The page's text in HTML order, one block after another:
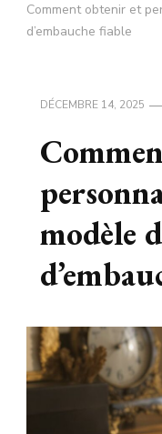
Comment obtenir et
d’embauche fiable
DÉCEMBRE 14, 2025
modèle